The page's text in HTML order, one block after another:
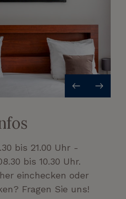
bis 21.00 Uhr -
bis 10.30 Uhr.
einchecken oder
Fragen Sie uns!